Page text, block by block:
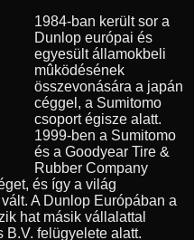
1984-ban került sor a
Dunlop európai és
egyesült államokbeli
mûködésének
összevonására a japán
céggel, a Sumitomo
csoport égisze alatt.
1999-ben a Sumitomo
és a Goodyear Tire &
Rubber Company
és így a világ
A Dunlop Európában a
hat másik vállalattal
B.V. felügyelete alatt.